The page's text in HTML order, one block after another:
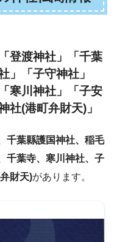
登渡神社」「千葉
」「子守神社」
寒川神社」「子安
社(港町弁財天)」
千葉縣護国神社、稲毛
千葉寺、寒川神社、子
財天)があります。